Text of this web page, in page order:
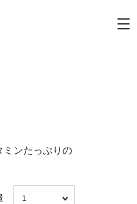
ミンたっぷりの